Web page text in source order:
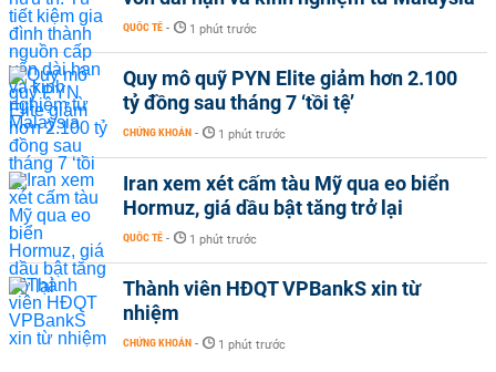
QUỐC TẾ - 1 phút trước
Quy mô quỹ PYN Elite giảm hơn 2.100
tỷ đồng sau tháng 7 ‘tồi tệ’
CHỨNG KHOÁN - 1 phút trước
Iran xem xét cấm tàu Mỹ qua eo biển
Hormuz, giá dầu bật tăng trở lại
QUỐC TẾ - 1 phút trước
Thành viên HĐQT VPBankS xin từ
nhiệm
CHỨNG KHOÁN - 1 phút trước